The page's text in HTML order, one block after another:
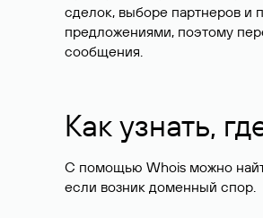
сделок, выборе партнеров и
предложениями, поэтому
сообщения.
Как узнать,
С помощью Whois можно
если возник доменный спор.